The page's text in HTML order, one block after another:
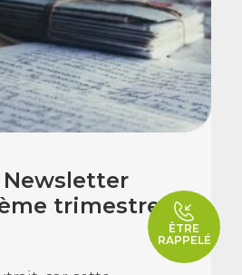
ÊTRE
RAPPELÉ
trimestre